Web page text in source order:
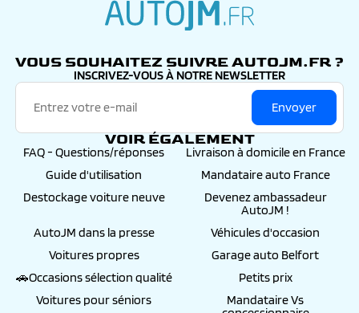
VOUS SOUHAITEZ SUIVRE AUTOJM.FR ?
INSCRIVEZ-VOUS À NOTRE NEWSLETTER
Envoyer
VOIR ÉGALEMENT
FAQ - Questions/réponses
Livraison à domicile en France
Guide d'utilisation
Mandataire auto France
Destockage voiture neuve
Devenez ambassadeur
AutoJM !
AutoJM dans la presse
Véhicules d'occasion
Voitures propres
Garage auto Belfort
🚗Occasions sélection qualité
Petits prix
Voitures pour séniors
Mandataire Vs